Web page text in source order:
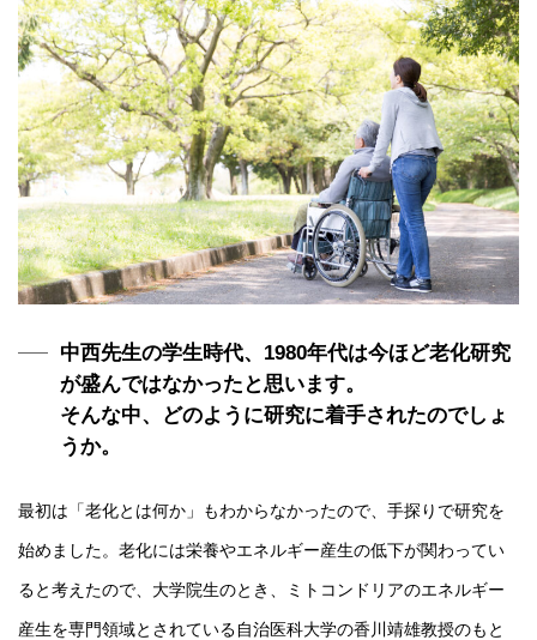
中西先生の学生時代、1980年代は今ほど老化研究
が盛んではなかったと思います。
そんな中、どのように研究に着手されたのでしょ
うか。
最初は「老化とは何か」もわからなかったので、手探りで研究を
始めました。老化には栄養やエネルギー産生の低下が関わってい
ると考えたので、大学院生のとき、ミトコンドリアのエネルギー
産生を専門領域とされている自治医科大学の香川靖雄教授のもと